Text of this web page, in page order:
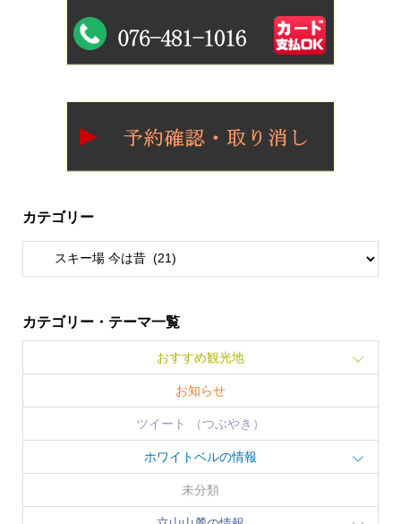
カテゴリー
カテゴリー・テーマ一覧
おすすめ観光地
お知らせ
ツイート （つぶやき）
ホワイトベルの情報
未分類